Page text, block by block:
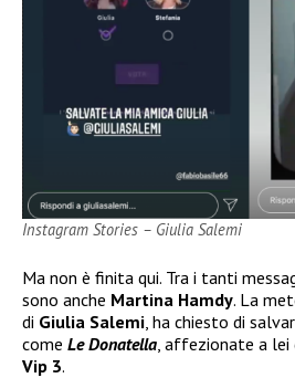
Instagram Stories – Giulia Salemi
Ma non è finita qui. Tra i tanti
sono anche Martina Hamdy. La
di Giulia Salemi , ha chiesto di
come Le Donatella , affezionate a lei
Vip 3.